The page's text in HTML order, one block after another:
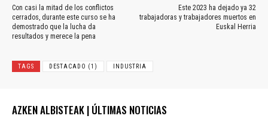
Con casi la mitad de los conflictos
cerrados, durante este curso se ha
demostrado que la lucha da
resultados y merece la pena
Este 2023 ha dejado ya 32
trabajadoras y trabajadores muertos en
Euskal Herria
TAGS DESTACADO (1) INDUSTRIA
AZKEN ALBISTEAK | ÚLTIMAS NOTICIAS